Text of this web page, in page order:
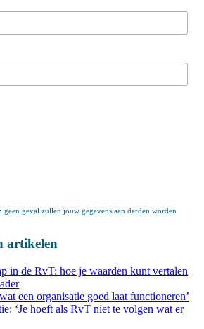
geval zullen jouw gegevens aan derden worden
artikelen
in de RvT: hoe je waarden kunt vertalen
een organisatie goed laat functioneren’
‘Je hoeft als RvT niet te volgen wat er